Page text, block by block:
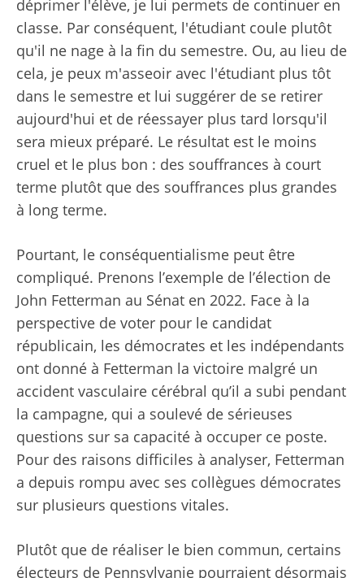
déprimer l'élève, je lui permets de continuer en
classe. Par conséquent, l'étudiant coule plutôt
qu'il ne nage à la fin du semestre. Ou, au lieu de
cela, je peux m'asseoir avec l'étudiant plus tôt
dans le semestre et lui suggérer de se retirer
aujourd'hui et de réessayer plus tard lorsqu'il
sera mieux préparé. Le résultat est le moins
cruel et le plus bon : des souffrances à court
terme plutôt que des souffrances plus grandes
à long terme.
Pourtant, le conséquentialisme peut être
compliqué. Prenons l’exemple de l’élection de
John Fetterman au Sénat en 2022. Face à la
perspective de voter pour le candidat
républicain, les démocrates et les indépendants
ont donné à Fetterman la victoire malgré un
accident vasculaire cérébral qu’il a subi pendant
la campagne, qui a soulevé de sérieuses
questions sur sa capacité à occuper ce poste.
Pour des raisons difficiles à analyser, Fetterman
a depuis rompu avec ses collègues démocrates
sur plusieurs questions vitales.
Plutôt que de réaliser le bien commun, certains
électeurs de Pennsylvanie pourraient désormais